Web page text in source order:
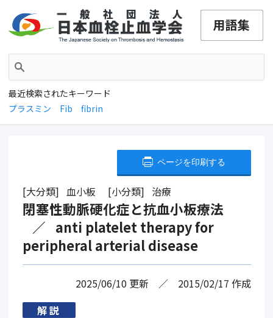
最近検索されたキーワード
プラスミン
Fib fibrin
大分類 血小板 小分類 治療
閉塞性動脈硬化症と抗血小板療法
anti platelet therapy for
peripheral arterial disease
ページを印刷する
2025/06/10 更新 2015/02/17 作成
解説